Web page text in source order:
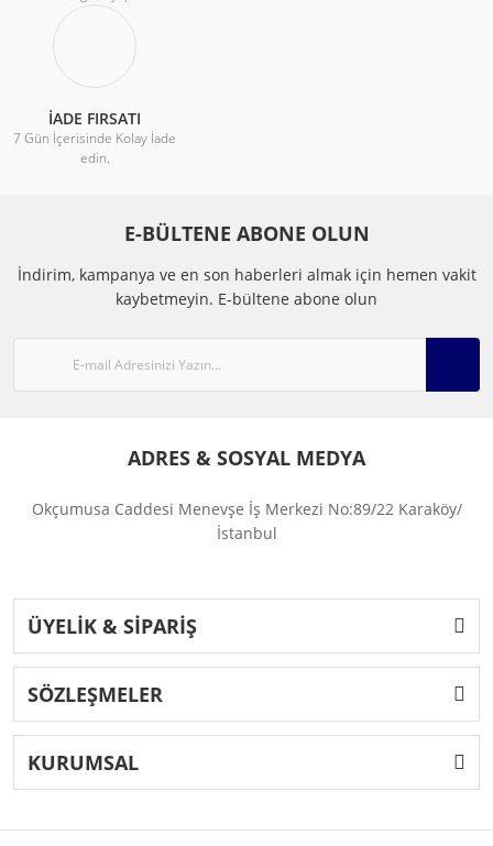
İADE FIRSATI
7 Gün İçerisinde Kolay İade
edin.
E-BÜLTENE ABONE OLUN
İndirim, kampanya ve en son haberleri almak için hemen vakit
kaybetmeyin. E-bültene abone olun
ADRES & SOSYAL MEDYA
Okçumusa Caddesi Menevşe İş Merkezi No:89/22 Karaköy/
İstanbul
ÜYELİK & SİPARİŞ
SÖZLEŞMELER
KURUMSAL